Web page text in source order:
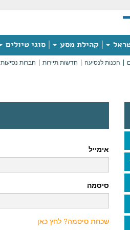
קהילת מסע סוגי טיולים
הכנות לנסיעה חדשות תיירות חברות נסיעות
אימייל
סיסמה
שכחת סיסמה? לחץ כאן